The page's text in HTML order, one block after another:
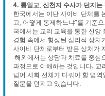
4. 통일교, 신천지 수사가 던지는
한국에서는 이단 사이비 단체를
고, 어떻게 통제하느냐”를 기준
국에서는 교리 교육을 통한 신앙
경험 속에서 형성된 심리적 상처
사이비 단체로부터 받은 상처가
해외에서는 상담과 치료를 중심
과정으로 이해하는 것입니다. 교
넘어 사회 전체가 다뤄야 할 영
질문을 던지고 있습니다.